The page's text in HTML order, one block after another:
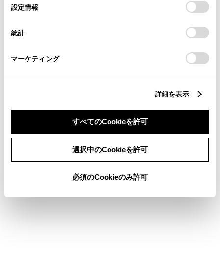
デバイスにすべてのCookie(クッキー)が保存されることに同
意したことになります。Cookie(クッキー)のオプトアウト、
設定の変更、同意を撤回したりするにあたっては、当社の
「Cookie（クッキー）情報の取り扱いについて
」をご覧くだ
設定情報
統計
マーケティング
詳細を表示
すべてのCookieを許可
選択中のCookieを許可
必須のCookieのみ許可